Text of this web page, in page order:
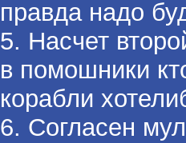
правда надо
5. Насчет
в помошники
корабли
6. Согласен